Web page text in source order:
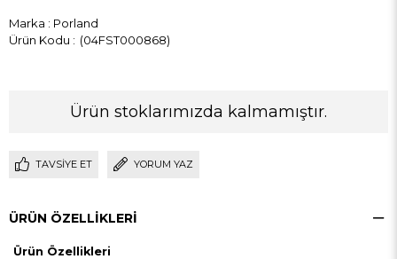
Marka : Porland
(04FST000868)
Ürün stoklarımızda kalmamıştır.
TAVSIYE ET YORUM YAZ
ÜRÜN ÖZELLIKLERI
Ürün Özellikleri